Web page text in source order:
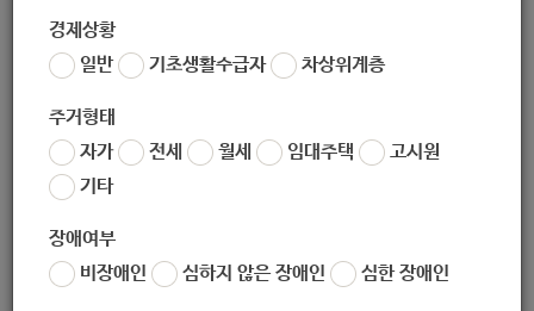
경제상황
일반
기초생활수급자 차상위계층
주거형태
자가
전세 월세 임대주택
고시원
기타
장애여부
비장애인
심하지 않은 장애인 심한 장애인
출산 또는 만 9세 미만 자녀를 양육하고 있는 여성 장애인
지원 가능
• 임신 출산 예정이거나 만 9세 미만 자녀를 양육하고 있는 여성
장애인 (단, 지적·자폐·정신 여성장애인의 경우 만 12세 미만 자
녀까지 예외 인정)